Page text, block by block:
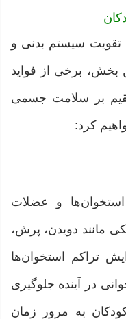
تقویت سیستم بدنی و
برخی از فواید
بر سلامت جسمی
کرد:
و عضلات
مانند دویدن، پرش،
تراکم استخوان‌ها
در آینده جلوگیری
به مرور زمان